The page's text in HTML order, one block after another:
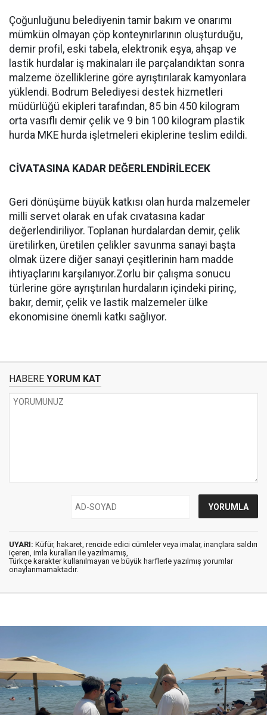
Çoğunluğunu belediyenin tamir bakım ve onarımı
mümkün olmayan çöp konteynırlarının oluşturduğu,
demir profil, eski tabela, elektronik eşya, ahşap ve
lastik hurdalar iş makinaları ile parçalandıktan sonra
malzeme özelliklerine göre ayrıştırılarak kamyonlara
yüklendi. Bodrum Belediyesi destek hizmetleri
müdürlüğü ekipleri tarafından, 85 bin 450 kilogram
orta vasıflı demir çelik ve 9 bin 100 kilogram plastik
hurda MKE hurda işletmeleri ekiplerine teslim edildi.
CİVATASINA KADAR DEĞERLENDİRİLECEK
Geri dönüşüme büyük katkısı olan hurda malzemeler
milli servet olarak en ufak cıvatasına kadar
değerlendiriliyor. Toplanan hurdalardan demir, çelik
üretilirken, üretilen çelikler savunma sanayi başta
olmak üzere diğer sanayi çeşitlerinin ham madde
ihtiyaçlarını karşılanıyor.Zorlu bir çalışma sonucu
türlerine göre ayrıştırılan hurdaların içindeki pirinç,
bakır, demir, çelik ve lastik malzemeler ülke
ekonomisine önemli katkı sağlıyor.
HABERE YORUM KAT
UYARI: Küfür, hakaret, rencide edici cümleler veya imalar, inançlara saldırı
içeren, imla kuralları ile yazılmamış,
Türkçe karakter kullanılmayan ve büyük harflerle yazılmış yorumlar
onaylanmamaktadır.